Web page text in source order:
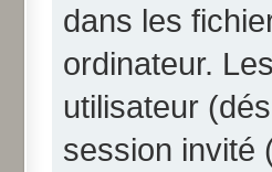
dans les
ordinateur.
utilisateur
session invité